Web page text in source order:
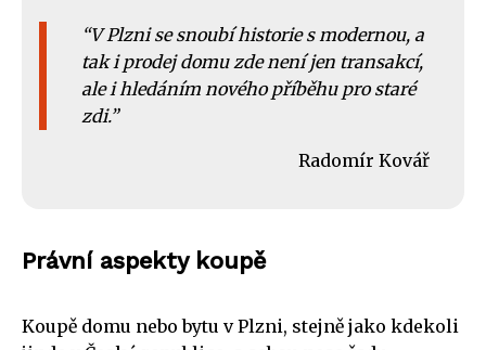
V Plzni se snoubí historie s modernou, a
tak i prodej domu zde není jen transakcí,
ale i hledáním nového příběhu pro staré
zdi.
Radomír Kovář
Právní aspekty koupě
Koupě domu nebo bytu v Plzni, stejně jako kdekoli